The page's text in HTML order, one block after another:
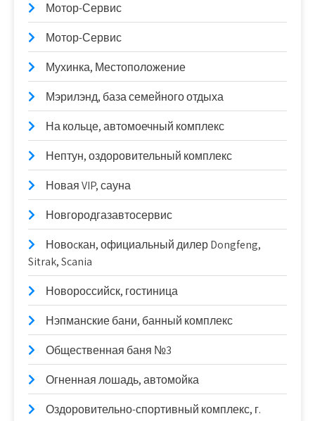
Мотор-Сервис
Мотор-Сервис
Мухинка, Местоположение
Мэрилэнд, база семейного отдыха
На кольце, автомоечный комплекс
Нептун, оздоровительный комплекс
Новая VIP, сауна
Новгородгазавтосервис
Новоcкан, официальный дилер Dongfeng,
Sitrak, Scania
Новороссийск, гостиница
Нэпманские бани, банный комплекс
Общественная баня №3
Огненная лошадь, автомойка
Оздоровительно-спортивный комплекс, г.